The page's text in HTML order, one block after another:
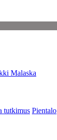
Malaska
tutkimus Pientalo